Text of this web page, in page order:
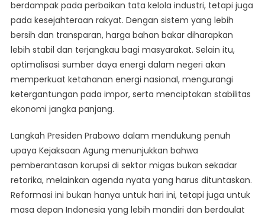
berdampak pada perbaikan tata kelola industri, tetapi juga
pada kesejahteraan rakyat. Dengan sistem yang lebih
bersih dan transparan, harga bahan bakar diharapkan
lebih stabil dan terjangkau bagi masyarakat. Selain itu,
optimalisasi sumber daya energi dalam negeri akan
memperkuat ketahanan energi nasional, mengurangi
ketergantungan pada impor, serta menciptakan stabilitas
ekonomi jangka panjang.
Langkah Presiden Prabowo dalam mendukung penuh
upaya Kejaksaan Agung menunjukkan bahwa
pemberantasan korupsi di sektor migas bukan sekadar
retorika, melainkan agenda nyata yang harus dituntaskan.
Reformasi ini bukan hanya untuk hari ini, tetapi juga untuk
masa depan Indonesia yang lebih mandiri dan berdaulat